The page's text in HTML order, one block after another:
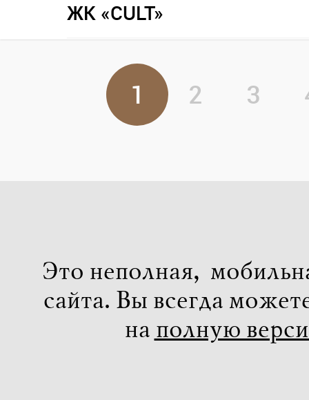
ЖК «CULT»
1 2 3
Это неполная,
сайта. Вы всегда
на полную